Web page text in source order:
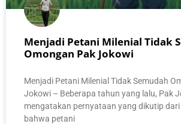
Menjadi Petani Milenial Tidak
Omongan Pak Jokowi
Menjadi Petani Milenial Tidak Semudah
Jokowi – Beberapa tahun yang lalu, Pak
mengatakan pernyataan yang dikutip dari
bahwa petani